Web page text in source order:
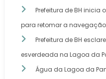
Prefeitura de BH inicia
para retomar a
Prefeitura de BH
esverdeada na Lagoa da
Água da Lagoa da